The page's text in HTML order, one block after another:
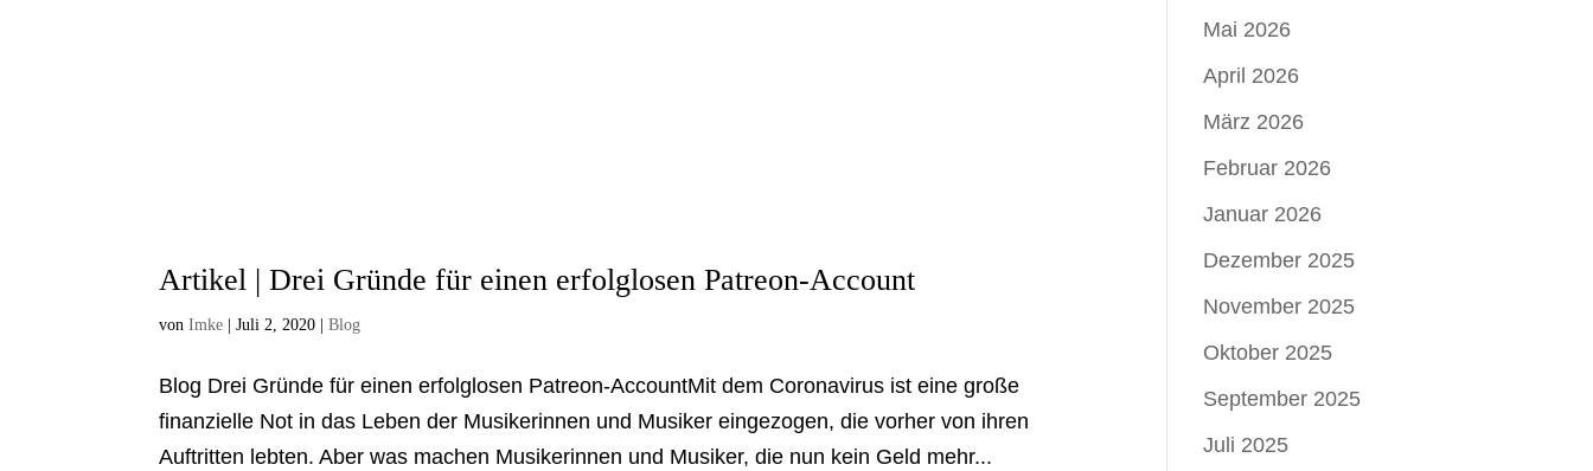
Artikel | Drei Gründe für einen erfolglosen Patreon-Account
vonImke |Juli 2, 2020 |Blog
Blog Drei Gründe für einen erfolglosen Patreon-AccountMit dem Coronavirus ist eine große
finanzielle Not in das Leben der Musikerinnen und Musiker eingezogen, die vorher von ihren
Auftritten lebten. Aber was machen Musikerinnen und Musiker, die nun kein Geld mehr...
Mai 2026
April 2026
März 2026
Februar 2026
Januar 2026
Dezember 2025
November 2025
Oktober 2025
September 2025
Juli 2025